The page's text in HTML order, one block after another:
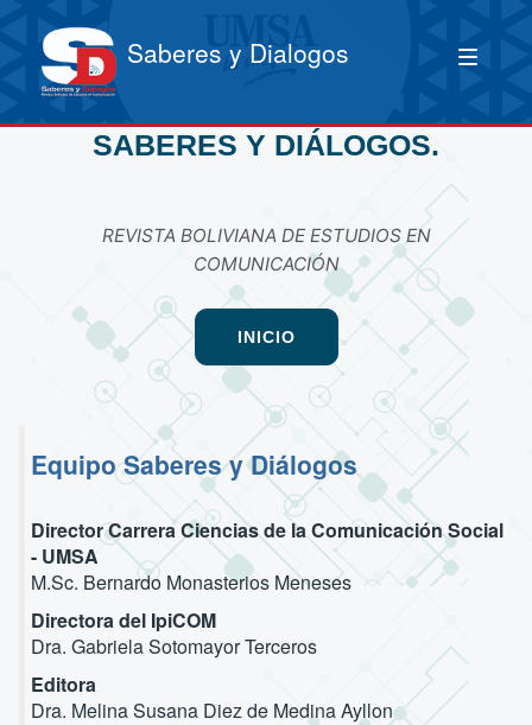
Saberes y Dialogos
SABERES Y DIÁLOGOS.
REVISTA BOLIVIANA DE ESTUDIOS EN
COMUNICACIÓN
INICIO
Equipo Saberes y Diálogos
Director Carrera Ciencias de la Comunicación Social
- UMSA
M.Sc. Bernardo Monasterios Meneses
Directora del IpiCOM
Dra. Gabriela Sotomayor Terceros
Editora
Dra. Melina Susana Diez de Medina Ayllon